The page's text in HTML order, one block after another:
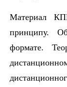
Материал
принципу.
формате.